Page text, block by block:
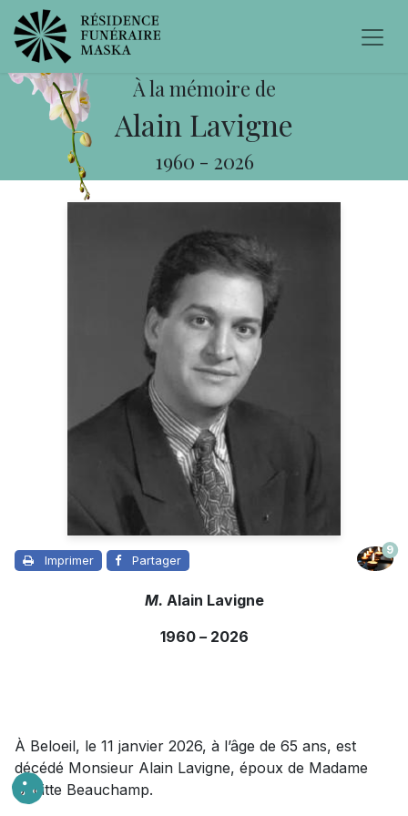
À la mémoire de
Alain Lavigne
1960 - 2026
Imprimer Partager
9
M. Alain Lavigne
1960– 2026
À Beloeil, le 11 janvier 2026, à l’âge de 65 ans, est
décédé Monsieur Alain Lavigne, époux de Madame
Brigitte Beauchamp.